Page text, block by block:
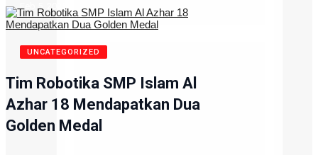
UNCATEGORIZED
Tim Robotika SMP Islam Al
Azhar 18 Mendapatkan Dua
Golden Medal